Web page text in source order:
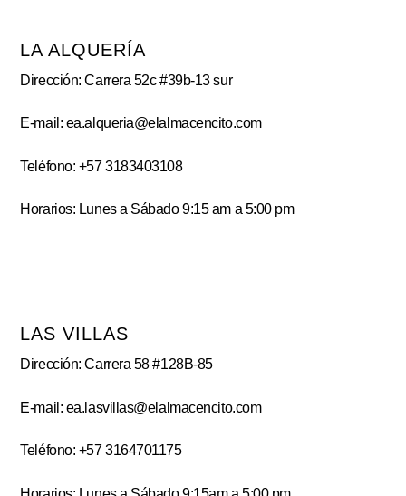
LA ALQUERÍA
Dirección: Carrera 52c #39b-13 sur
E-mail: ea.alqueria@elalmacencito.com
Teléfono: +57 3183403108
Horarios: Lunes a Sábado 9:15 am a 5:00 pm
LAS VILLAS
Dirección: Carrera 58 #128B-85
E-mail: ea.lasvillas@elalmacencito.com
Teléfono: +57 3164701175